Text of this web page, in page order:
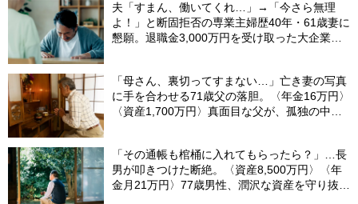
夫「すまん、働いてくれ…」→「今さら無理
よ！」と断固拒否の専業主婦歴40年・61歳妻に
懇願。退職金3,000万円を受け取った大企業元
「母さん、裏切ってすまない…」亡き妻の写真
に手を合わせる71歳父の落胆。〈年金16万円〉
〈資産1,700万円〉真面目な父が、孤独の中で
「その通帳も棺桶に入れてもらったら？」…長
男が叩きつけた断絶。〈資産8,500万円〉〈年
金月21万円〉77歳男性、潤沢な資産を守り抜い